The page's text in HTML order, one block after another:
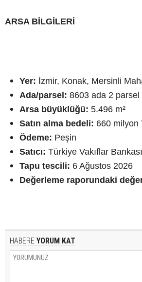
ARSA BİLGİLERİ
Yer: İzmir, Konak, Mersinli
Ada/parsel: 8603 ada 2 parsel
Arsa büyüklüğü: 5.496 m²
Satın alma bedeli: 660 milyon
Ödeme: Peşin
Satıcı: Türkiye Vakıflar
Tapu tescili: 6 Ağustos 2026
Değerleme raporundaki
HABERE YORUM KAT